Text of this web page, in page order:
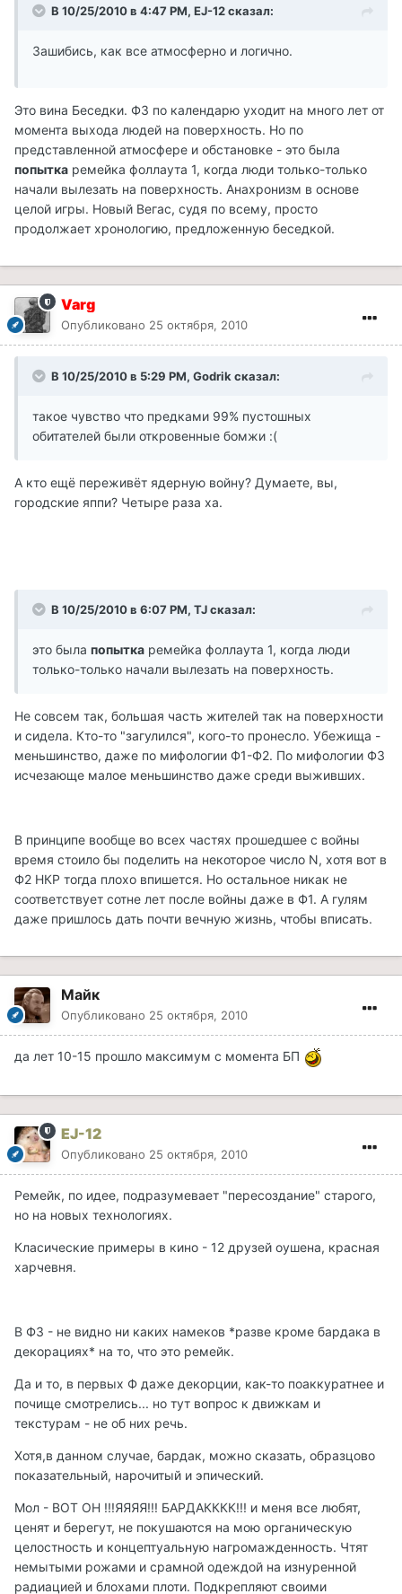
В 10/25/2010 в 4:47 PM, EJ-12 сказал:
Зашибись, как все атмосферно и логично.
Это вина Беседки. Ф3 по календарю уходит на много лет от
момента выхода людей на поверхность. Но по
представленной атмосфере и обстановке - это была
попытка ремейка фоллаута 1, когда люди только-только
начали вылезать на поверхность. Анахронизм в основе
целой игры. Новый Вегас, судя по всему, просто
продолжает хронологию, предложенную беседкой.
Varg
Опубликовано 25 октября, 2010
В 10/25/2010 в 5:29 PM, Godrik сказал:
такое чувство что предками 99% пустошных
обитателей были откровенные бомжи :(
А кто ещё переживёт ядерную войну? Думаете, вы,
городские яппи? Четыре раза ха.
В 10/25/2010 в 6:07 PM, TJ сказал:
это была попытка ремейка фоллаута 1, когда люди
только-только начали вылезать на поверхность.
Не совсем так, большая часть жителей так на поверхности
и сидела. Кто-то "загулился", кого-то пронесло. Убежища -
меньшинство, даже по мифологии Ф1-Ф2. По мифологии Ф3
исчезающе малое меньшинство даже среди выживших.
В принципе вообще во всех частях прошедшее с войны
время стоило бы поделить на некоторое число N, хотя вот в
Ф2 НКР тогда плохо впишется. Но остальное никак не
соответствует сотне лет после войны даже в Ф1. А гулям
даже пришлось дать почти вечную жизнь, чтобы вписать.
Майк
Опубликовано 25 октября, 2010
да лет 10-15 прошло максимум с момента БП
EJ-12
Опубликовано 25 октября, 2010
Ремейк, по идее, подразумевает "пересоздание" старого,
но на новых технологиях.
Класические примеры в кино - 12 друзей оушена, красная
харчевня.
В Ф3 - не видно ни каких намеков *разве кроме бардака в
декорациях* на то, что это ремейк.
Да и то, в первых Ф даже декорции, как-то поаккуратнее и
почище смотрелись... но тут вопрос к движкам и
текстурам - не об них речь.
Хотя,в данном случае, бардак, можно сказать, образцово
показательный, нарочитый и эпический.
Мол - ВОТ ОН !!!ЯЯЯЯ!!! БАРДАКККК!!! и меня все любят,
ценят и берегут, не покушаются на мою органическую
целостность и концептуальную нагромажденность. Чтят
немытыми рожами и срамной одеждой на изнуренной
радиацией и блохами плоти. Подкрепляют своими